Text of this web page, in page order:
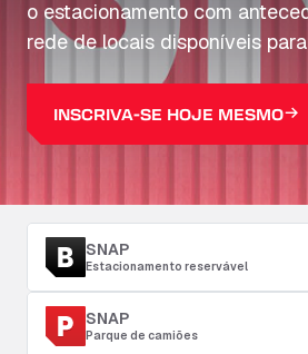
o estacionamento com
rede de locais disponíveis
INSCRIVA-SE HOJE MESMO
SNAP
Estacionamento reservável
SNAP
Parque de camiões